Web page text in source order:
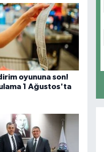
oyununa son!
1 Ağustos'ta